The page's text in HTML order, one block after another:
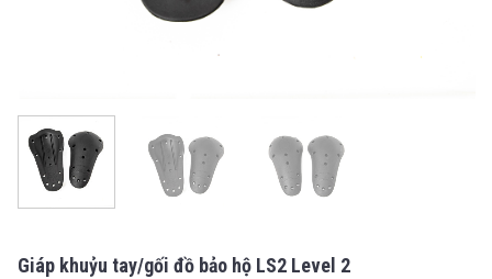
Giáp khuỷu tay/gối đồ bảo hộ LS2 Level 2